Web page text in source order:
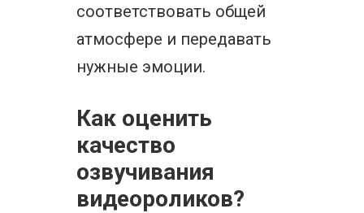
соответствовать общей
атмосфере и передавать
нужные эмоции.
Как оценить
качество
озвучивания
видеороликов?